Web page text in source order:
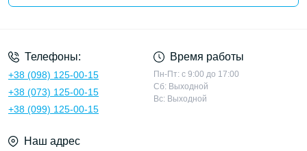
Телефоны:
+38 (098) 125-00-15
+38 (073) 125-00-15
+38 (099) 125-00-15
Время работы
Пн-Пт: с 9:00 до 17:00
Сб: Выходной
Вс: Выходной
Наш адрес